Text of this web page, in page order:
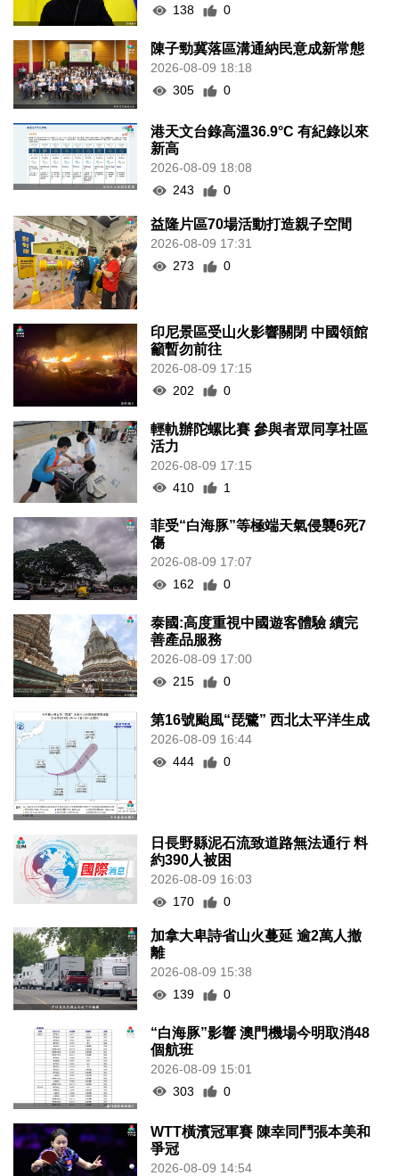
138 0
陳子勁冀落區溝通納民意成新常態
2026-08-09 18:18
305
0
港天文台錄高溫36.9°C 有紀錄以來
新高
2026-08-09 18:08
243
0
益隆片區70場活動打造親子空間
2026-08-09 17:31
273
0
印尼景區受山火影響關閉 中國領館
籲暫勿前往
2026-08-09 17:15
202
0
輕軌辦陀螺比賽 參與者眾同享社區
活力
2026-08-09 17:15
410
1
菲受“白海豚”等極端天氣侵襲6死7
傷
2026-08-09 17:07
162
0
泰國:高度重視中國遊客體驗 續完
善產品服務
2026-08-09 17:00
215
0
第16號颱風“琵鷺” 西北太平洋生成
2026-08-09 16:44
444
0
日長野縣泥石流致道路無法通行 料
約390人被困
2026-08-09 16:03
170
0
加拿大卑詩省山火蔓延 逾2萬人撤
離
2026-08-09 15:38
139
0
“白海豚”影響 澳門機場今明取消48
個航班
2026-08-09 15:01
303
0
WTT橫濱冠軍賽 陳幸同鬥張本美和
爭冠
2026-08-09 14:54